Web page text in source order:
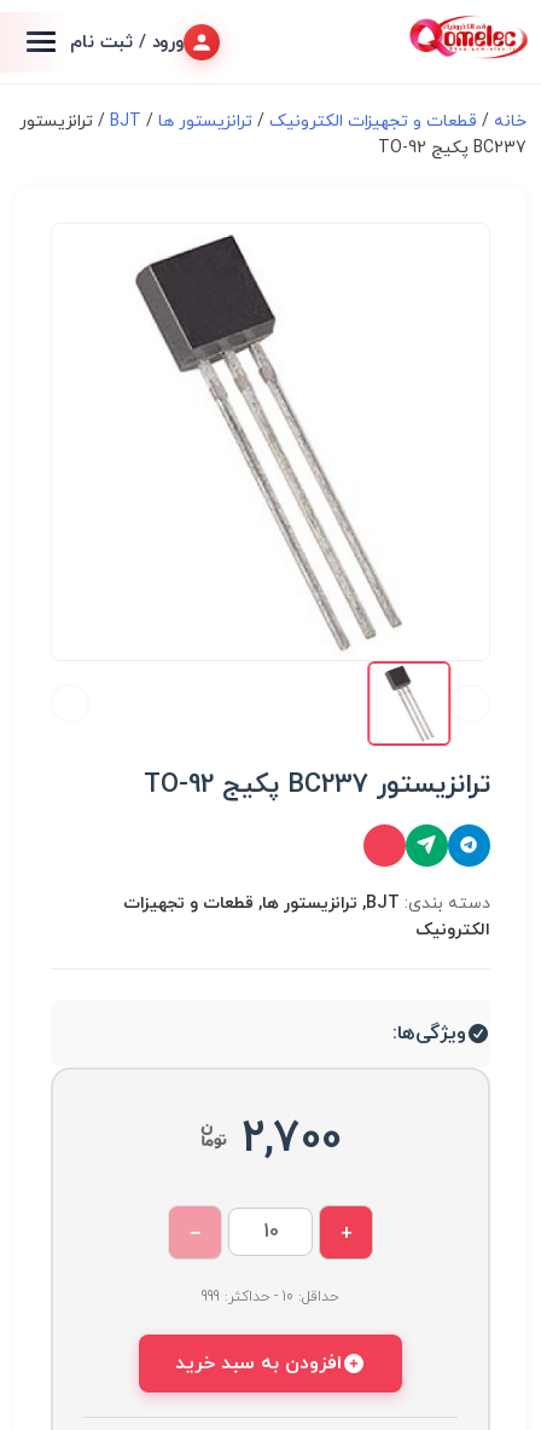
ورود / ثبت نام
خانه / قطعات و تجهیزات الکترونیک/ ترانزیستور ها /
BJT/ ترانزیستور
BC237 پکیج TO-92
ترانزیستور BC237 پکیج TO-92
دسته بندی:
BJT, ترانزیستور ها, قطعات و تجهیزات
الکترونیک
ویژگی‌ها:
2,700
+
−
حداقل: 10 - حداکثر: 999
افزودن به سبد خرید